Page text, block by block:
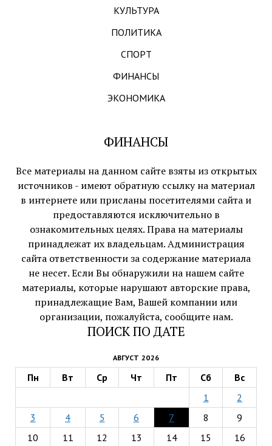
КУЛЬТУРА
ПОЛИТИКА
СПОРТ
ФИНАНСЫ
ЭКОНОМИКА
ФИНАНСЫ
Все материалы на данном сайте взяты из открытых
источников - имеют обратную ссылку на материал
в интернете или присланы посетителями сайта и
предоставляются исключительно в
ознакомительных целях. Права на материалы
принадлежат их владельцам. Администрация
сайта ответственности за содержание материала
не несет. Если Вы обнаружили на нашем сайте
материалы, которые нарушают авторские права,
принадлежащие Вам, Вашей компании или
организации, пожалуйста, сообщите нам.
ПОИСК ПО ДАТЕ
АВГУСТ 2026
Пн Вт Ср Чт Пт Сб
Вс
1
2
3
4 5 6 7 8
9
10
11 12 13 14 15
16